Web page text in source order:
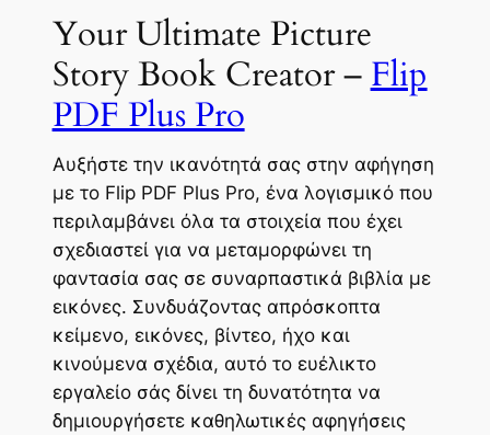
Your Ultimate Picture
Story Book Creator – Flip
PDF Plus Pro
Αυξήστε την ικανότητά σας στην αφήγηση
με το Flip PDF Plus Pro, ένα λογισμικό που
περιλαμβάνει όλα τα στοιχεία που έχει
σχεδιαστεί για να μεταμορφώνει τη
φαντασία σας σε συναρπαστικά βιβλία με
εικόνες. Συνδυάζοντας απρόσκοπτα
κείμενο, εικόνες, βίντεο, ήχο και
κινούμενα σχέδια, αυτό το ευέλικτο
εργαλείο σάς δίνει τη δυνατότητα να
δημιουργήσετε καθηλωτικές αφηγήσεις